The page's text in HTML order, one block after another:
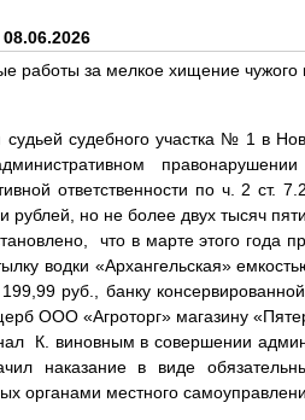
работы за мелкое хищение чужого
судебного участка № 1 в
ответственности по ч. 2
рублей, но не более двух тысяч
что в марте этого года
водки «Архангельская»
руб., банку
ООО «Агроторг» магазину
К. виновным в совершении
наказание в виде
органами местного